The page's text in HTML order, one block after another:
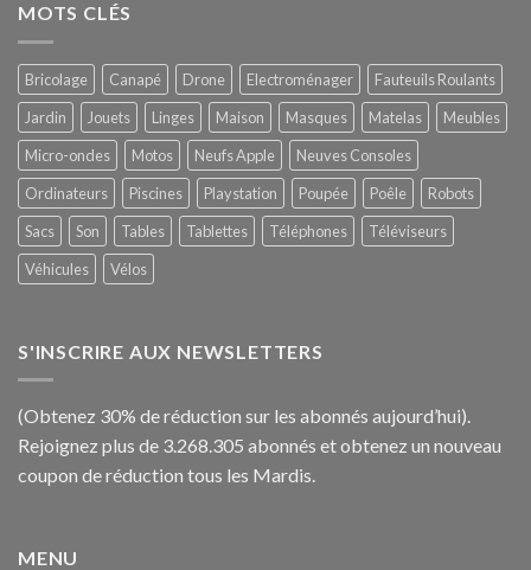
MOTS CLÉS
Bricolage Canapé Drone Electroménager
Fauteuils Roulants
Jardin
Jouets Linges Maison Masques Matelas
Meubles
Micro-ondes
Motos Neufs Apple
Neuves Consoles
Ordinateurs
Piscines Playstation Poupée Poêle
Robots
Sacs
Son Tables Tablettes Téléphones
Téléviseurs
Véhicules
Vélos
S'INSCRIRE AUX NEWSLETTERS
(Obtenez 30% de réduction sur les abonnés aujourd’hui).
Rejoignez plus de 3.268.305 abonnés et obtenez un nouveau
coupon de réduction tous les Mardis.
MENU